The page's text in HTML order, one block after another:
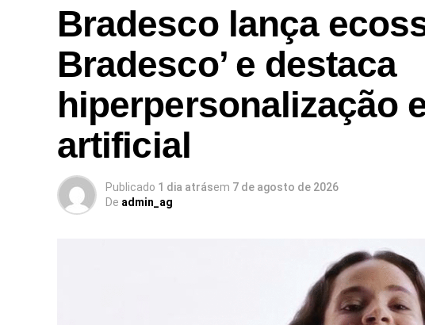
Bradesco lança
Bradesco’ e destaca
hiperpersonalização
artificial
Publicado 1 dia atrásem 7 de agosto de 2026
De admin_ag